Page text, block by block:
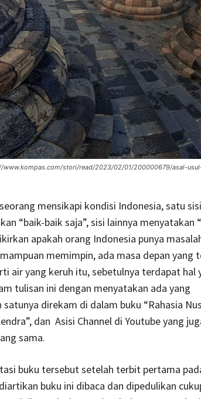
www.kompas.com/stori/read/2023/02/01/200000679/asal-
mensikapi kondisi Indonesia, satu
“baik-baik saja”, sisi lainnya menyatakan
apakah orang Indonesia punya
memimpin, ada masa depan yang
air yang keruh itu, sebetulnya terdapat hal
tulisan ini dengan menyatakan ada yang
direkam di dalam buku “Rahasia
dan Asisi Channel di Youtube yang
sama.
buku tersebut setelah terbit pertama
buku ini dibaca dan dipedulikan